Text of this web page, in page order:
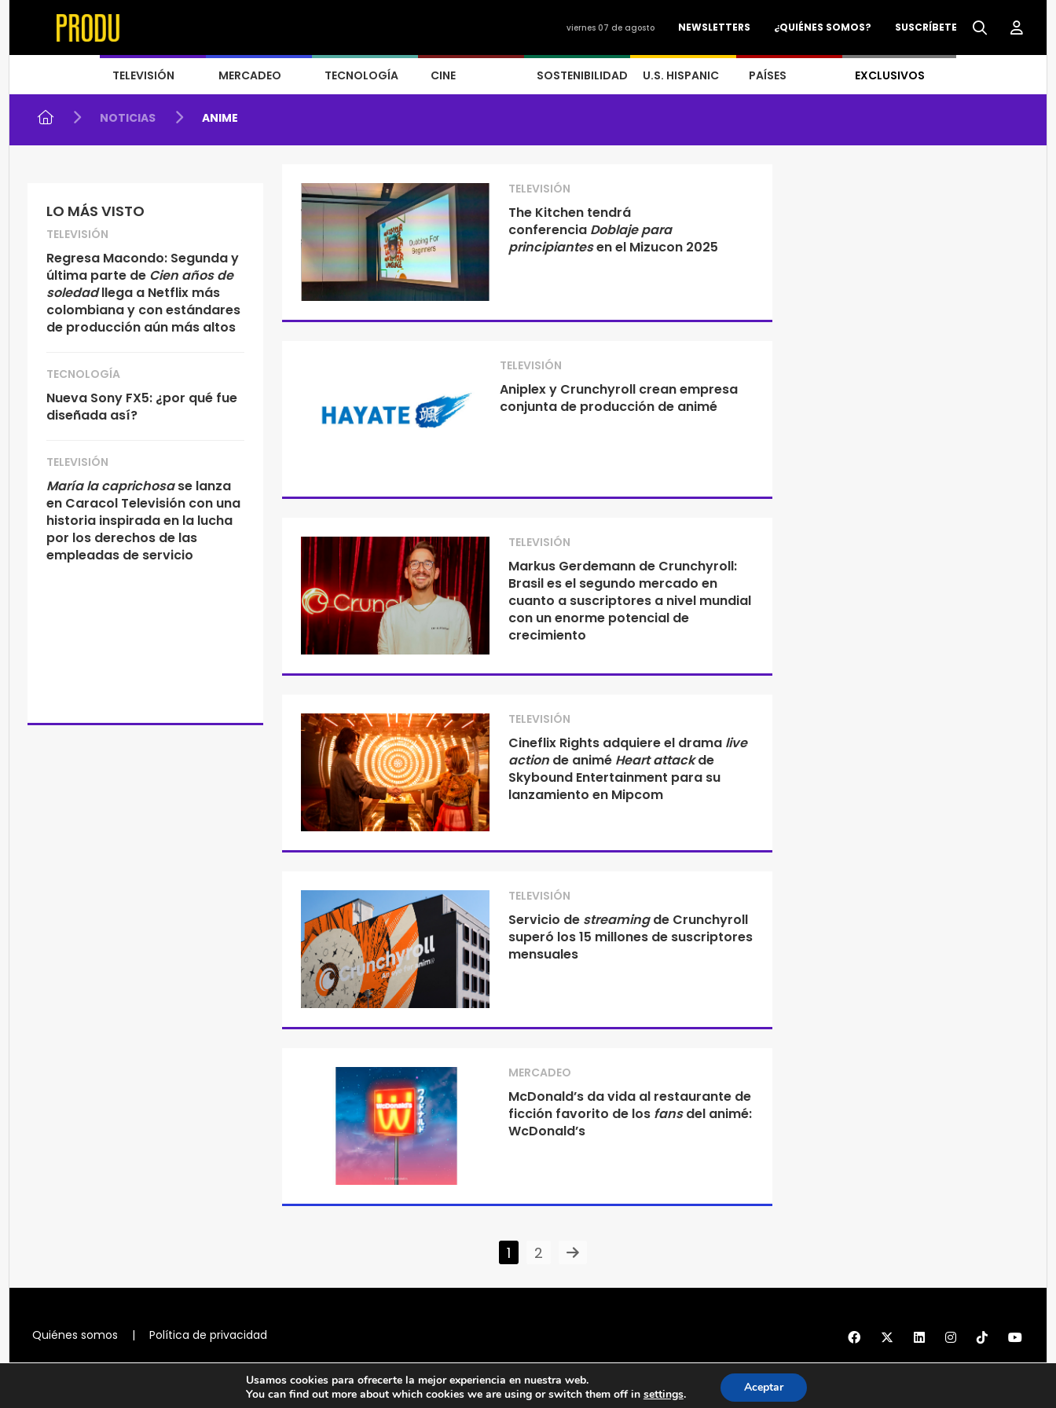
SUSCRÍBETE
¿QUIÉNES SOMOS?
NEWSLETTERS
viernes 07 de agosto
TELEVISIÓN MERCADEO TECNOLOGÍA CINE SOSTENIBILIDAD U.S. HISPANIC PAÍSES EXCLUSIVOS
NOTICIAS ANIME
LO MÁS VISTO
TELEVISIÓN
Regresa Macondo: Segunda y
última parte de Cien años de
soledadllega a Netflix más
colombiana y con estándares
de producción aún más altos
TECNOLOGÍA
Nueva Sony FX5: ¿por qué fue
diseñada así?
TELEVISIÓN
María la caprichosase lanza
en Caracol Televisión con una
historia inspirada en la lucha
por los derechos de las
empleadas de servicio
TELEVISIÓN
The Kitchen tendrá
conferencia Doblaje para
principiantesen el Mizucon 2025
TELEVISIÓN
Aniplex y Crunchyroll crean empresa
conjunta de producción de animé
TELEVISIÓN
Markus Gerdemann de Crunchyroll:
Brasil es el segundo mercado en
cuanto a suscriptores a nivel mundial
con un enorme potencial de
crecimiento
TELEVISIÓN
Cineflix Rights adquiere el drama live
actionde animé Heart attackde
Skybound Entertainment para su
lanzamiento en Mipcom
TELEVISIÓN
Servicio destreamingde Crunchyroll
superó los 15 millones de suscriptores
mensuales
MERCADEO
McDonald’s da vida al restaurante de
ficción favorito de los fansdel animé:
WcDonald’s
1 2
Quiénes somos | Política de privacidad
© 1997 - 2026 PRODU - Todos los derechos reservados
Usamos cookies para ofrecerte la mejor experiencia en nuestra web.
You can find out more about which cookies we are using or switch them off in settings. Aceptar